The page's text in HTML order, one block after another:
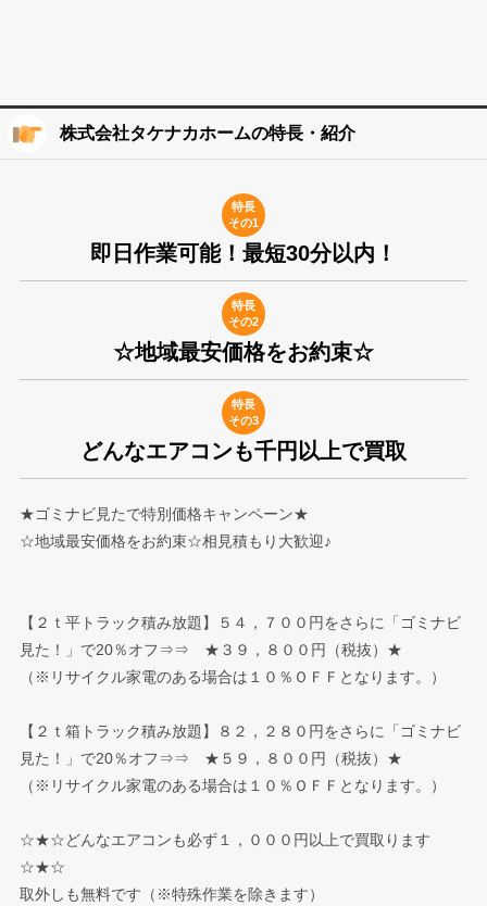
株式会社タケナカホームの特長・紹介
特長
その1
即日作業可能！最短30分以内！
特長
その2
☆地域最安価格をお約束☆
特長
その3
どんなエアコンも千円以上で買取
★ゴミナビ見たで特別価格キャンペーン★
☆地域最安価格をお約束☆相見積もり大歓迎♪
【２ｔ平トラック積み放題】５４，７００円をさらに「ゴミナビ
見た！」で20％オフ⇒⇒ ★３９，８００円（税抜）★
（※リサイクル家電のある場合は１０％ＯＦＦとなります。）
【２ｔ箱トラック積み放題】８２，２８０円をさらに「ゴミナビ
見た！」で20％オフ⇒⇒ ★５９，８００円（税抜）★
（※リサイクル家電のある場合は１０％ＯＦＦとなります。）
☆★☆どんなエアコンも必ず１，０００円以上で買取ります
☆★☆
取外しも無料です（※特殊作業を除きます）